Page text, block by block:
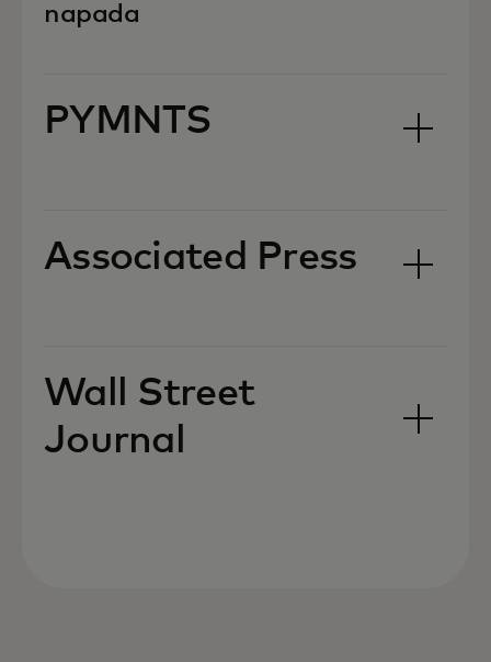
napada
PYMNTS
Associated Press
Wall Street
Journal